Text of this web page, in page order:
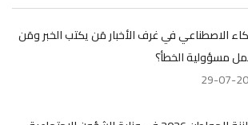
الاصطناعي في غرف الأخبار مَن يكتب الخبر ومَن
مسؤولية الخطأ؟
29-07-